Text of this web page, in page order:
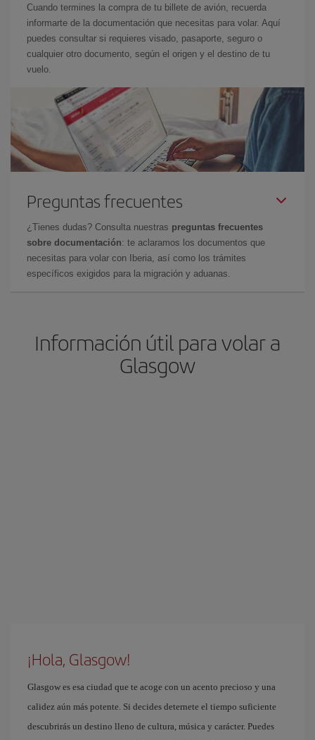
Cuando termines la compra de tu billete de avión, recuerda
informarte de la documentación que necesitas para volar. Aquí
puedes consultar si requieres visado, pasaporte, seguro o
cualquier otro documento, según el origen y el destino de tu
vuelo.
Preguntas frecuentes
¿Tienes dudas? Consulta nuestras preguntas frecuentes
sobre documentación: te aclaramos los documentos que
necesitas para volar con Iberia, así como los trámites
específicos exigidos para la migración y aduanas.
Información útil para volar a
Glasgow
¡Hola, Glasgow!
Glasgow es esa ciudad que te acoge con un acento precioso y una
calidez aún más potente. Si decides deternete el tiempo suficiente
descubrirás un destino lleno de cultura, música y carácter. Puedes